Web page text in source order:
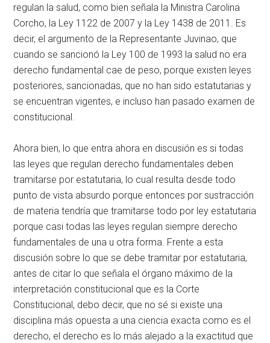
regulan la salud, como bien señala la Ministra Carolina
Corcho, la Ley 1122 de 2007 y la Ley 1438 de 2011. Es
decir, el argumento de la Representante Juvinao, que
cuando se sancionó la Ley 100 de 1993 la salud no era
derecho fundamental cae de peso, porque existen leyes
posteriores, sancionadas, que no han sido estatutarias y
se encuentran vigentes, e incluso han pasado examen de
constitucional.
Ahora bien, lo que entra ahora en discusión es si todas
las leyes que regulan derecho fundamentales deben
tramitarse por estatutaria, lo cual resulta desde todo
punto de vista absurdo porque entonces por sustracción
de materia tendría que tramitarse todo por ley estatutaria
porque casi todas las leyes regulan siempre derecho
fundamentales de una u otra forma. Frente a esta
discusión sobre lo que se debe tramitar por estatutaria,
antes de citar lo que señala el órgano máximo de la
interpretación constitucional que es la Corte
Constitucional, debo decir, que no sé si existe una
disciplina más opuesta a una ciencia exacta como es el
derecho, el derecho es lo más alejado a la exactitud que